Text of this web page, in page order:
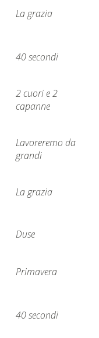
La grazia
40 secondi
2 cuori e 2
capanne
Lavoreremo da
grandi
La grazia
Duse
Primavera
40 secondi